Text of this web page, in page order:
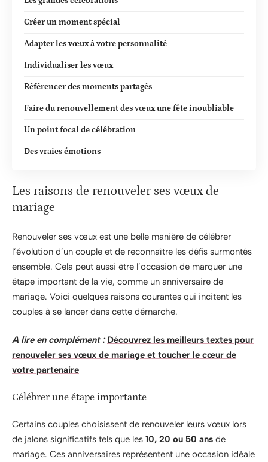
Créer un moment spécial
Adapter les vœux à votre personnalité
Individualiser les vœux
Référencer des moments partagés
Faire du renouvellement des vœux une fête inoubliable
Un point focal de célébration
Des vraies émotions
Les raisons de renouveler ses vœux de
mariage
Renouveler ses vœux est une belle manière de célébrer
l’évolution d’un couple et de reconnaître les défis surmontés
ensemble. Cela peut aussi être l’occasion de marquer une
étape important de la vie, comme un anniversaire de
mariage. Voici quelques raisons courantes qui incitent les
couples à se lancer dans cette démarche.
A lire en complément : Découvrez les meilleurs textes pour
renouveler ses vœux de mariage et toucher le cœur de
votre partenaire
Célébrer une étape importante
Certains couples choisissent de renouveler leurs vœux lors
de jalons significatifs tels que les 10, 20 ou 50 ans de
mariage. Ces anniversaires représentent une occasion idéale